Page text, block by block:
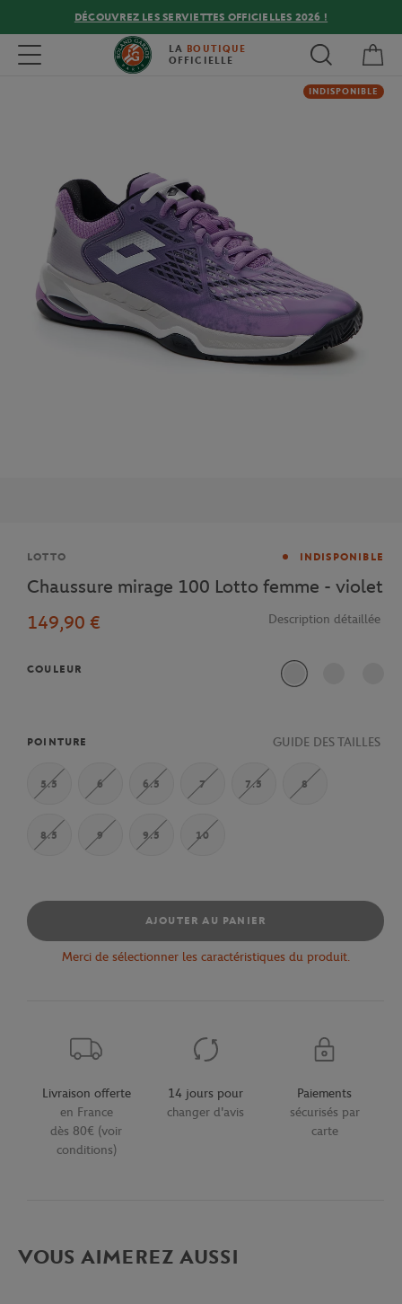
DÉCOUVREZ LES SERVIETTES OFFICIELLES 2026 !
Toggle navigation LA BOUTIQUE
OFFICIELLE
INDISPONIBLE
Marque
LOTTO INDISPONIBLE
Chaussure mirage 100 Lotto femme - violet
149,90 €
Description détaillée
COULEUR
POINTURE GUIDE DES TAILLES
5.5 6 6.5 7 7.5 8
8.5 9 9.5 10
AJOUTER AU PANIER
Merci de sélectionner les caractéristiques du produit.
Livraison offerte
en France
dès 80€ (voir
conditions)
14 jours pour
changer d'avis
Paiements
sécurisés par
carte
VOUS AIMEREZ AUSSI